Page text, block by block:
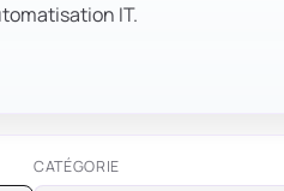
IT.
CATÉGORIE